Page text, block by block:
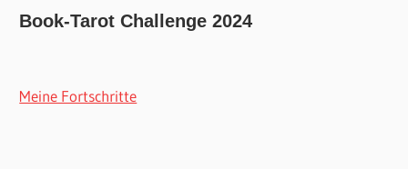
Book-Tarot Challenge 2024
Meine Fortschritte